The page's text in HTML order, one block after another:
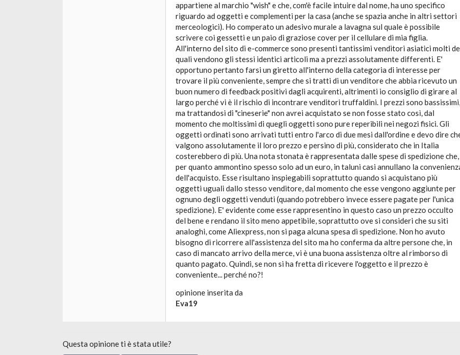
appartiene al marchio "wish" e che, com'è facile intuire dal nome, ha uno specifico
riguardo ad oggetti e complementi per la casa (anche se spazia anche in altri settori
merceologici). Ho comperato un adesivo murale a lavagna sul quale è possibile
scrivere coi gessetti e un paio di graziose cover per il cellulare di mia figlia.
All'interno del sito di e-commerce sono presenti tantissimi venditori asiatici molti
quali vendono gli stessi identici articoli ma a prezzi assolutamente differenti. E'
opportuno pertanto farsi un giretto all'interno della categoria di interesse per
trovare il più conveniente, sempre che si tratti di un venditore che abbia ricevuto un
buon numero di feedback positivi dagli acquirenti, altrimenti io consiglio di girare al
largo perché vi è il rischio di incontrare venditori truffaldini. I prezzi sono bassissimi,
ma trattandosi di "cineserie" non avrei acquistato se non fosse stato così, dal
momento che moltissimi di quegli oggetti sono pure reperibili nei negozi fisici. Gli
oggetti ordinati sono arrivati tutti entro l'arco di due mesi dall'ordine e devo dire
valgono assolutamente il loro prezzo e persino di più, considerato che in Italia
costerebbero di più. Una nota stonata è rappresentata dalle spese di spedizione che,
per quanto ammontino spesso solo ad un euro, in taluni casi annullano la
dell'acquisto. Esse risultano inspiegabili soprattutto quando si acquistano più
oggetti uguali dallo stesso venditore, dal momento che esse vengono aggiunte per
ognuno degli oggetti venduti (quando potrebbero invece essere pagate per l'unica
spedizione). E' evidente come esse rappresentino in questo caso un prezzo occulto
del bene e rendano il sito meno appetibile, soprattutto ove si consideri che su siti
analoghi, come Aliexpress, non si paga alcuna spesa di spedizione. Non ho avuto
bisogno di ricorrere all'assistenza del sito ma ho conferma da altre persone che, in
caso di mancato arrivo della merce, vi è una buona assistenza oltre al rimborso di
quanto pagato. Quindi, se non si ha fretta di ricevere l'oggetto e il prezzo è
conveniente... perché no?!
opinione inserita da
Eva19
Questa opinione ti è stata utile?